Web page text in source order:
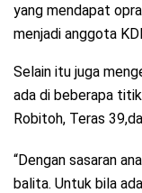
yang mendapat
menjadi anggota
Selain itu juga
ada di beberapa
Robitoh, Teras
“Dengan sasaran
balita. Untuk bila